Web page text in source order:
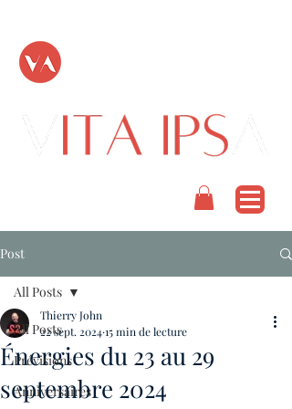
Post
All Posts
Prévisions
Anniversaires
All Posts
Énergies du 23 au 29
septembre 2024
Thierry John
22 sept. 202415 min de lecture